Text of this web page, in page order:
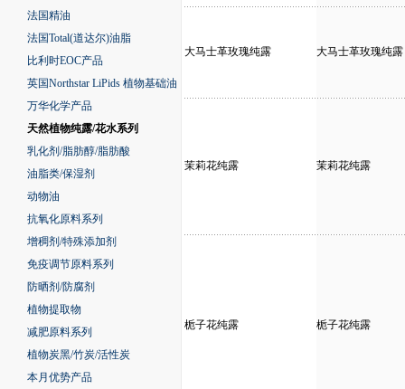
法国精油
法国Total(道达尔)油脂
比利时EOC产品
英国Northstar LiPids 植物基础油
万华化学产品
天然植物纯露/花水系列
乳化剂/脂肪醇/脂肪酸
油脂类/保湿剂
动物油
抗氧化原料系列
增稠剂/特殊添加剂
免疫调节原料系列
防晒剂/防腐剂
植物提取物
减肥原料系列
植物炭黑/竹炭/活性炭
本月优势产品
大马士革玫瑰纯露 大马士革玫瑰纯露
茉莉花纯露 茉莉花纯露
栀子花纯露 栀子花纯露